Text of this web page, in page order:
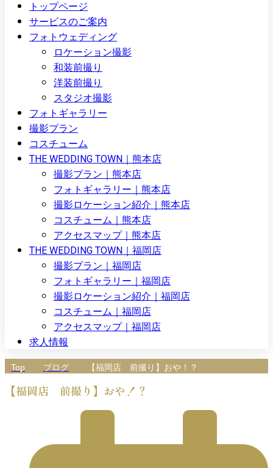
トップページ
サービスのご案内
フォトウェディング
ロケーション撮影
和装前撮り
洋装前撮り
スタジオ撮影
フォトギャラリー
撮影プラン
コスチューム
THE WEDDING TOWN｜熊本店
撮影プラン｜熊本店
フォトギャラリー｜熊本店
撮影ロケーション紹介｜熊本店
コスチューム｜熊本店
アクセスマップ｜熊本店
THE WEDDING TOWN｜福岡店
撮影プラン｜福岡店
フォトギャラリー｜福岡店
撮影ロケーション紹介｜福岡店
コスチューム｜福岡店
アクセスマップ｜福岡店
求人情報
Top ブログ 【福岡店 前撮り】おや！？
【福岡店 前撮り】おや！？